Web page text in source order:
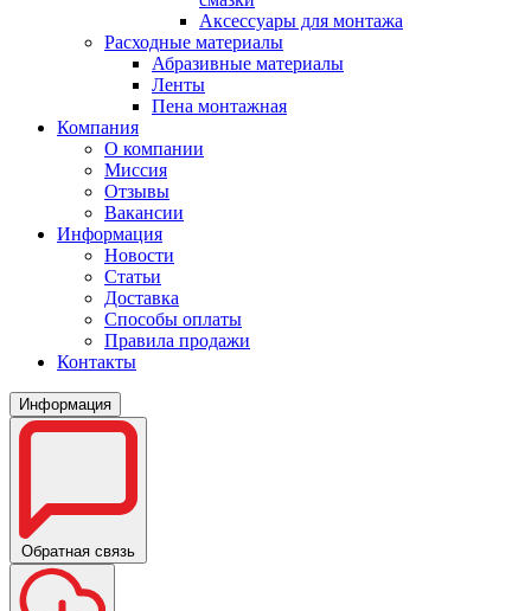
Аксессуары для монтажа
Расходные материалы
Абразивные материалы
Ленты
Пена монтажная
Компания
О компании
Миссия
Отзывы
Вакансии
Информация
Новости
Статьи
Доставка
Способы оплаты
Правила продажи
Контакты
Информация
Обратная связь